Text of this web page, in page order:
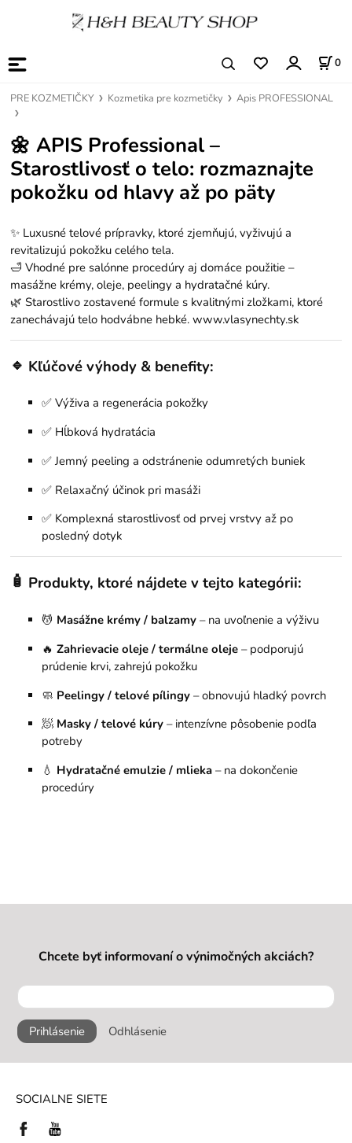
0
PRE KOZMETIČKY Kozmetika pre kozmetičky Apis PROFESSIONAL
🌼APIS Professional –
Starostlivosť o telo: rozmaznajte
pokožku od hlavy až po päty
✨ Luxusné telové prípravky, ktoré zjemňujú, vyživujú a
revitalizujú pokožku celého tela.
🛁 Vhodné pre salónne procedúry aj domáce použitie –
masážne krémy, oleje, peelingy a hydratačné kúry.
🌿 Starostlivo zostavené formule s kvalitnými zložkami, ktoré
zanechávajú telo hodvábne hebké. www.vlasynechty.sk
🔹 Kľúčové výhody & benefity:
✅ Výživa a regenerácia pokožky
✅ Hĺbková hydratácia
✅ Jemný peeling a odstránenie odumretých buniek
✅ Relaxačný účinok pri masáži
✅ Komplexná starostlivosť od prvej vrstvy až po
posledný dotyk
🧴 Produkty, ktoré nájdete v tejto kategórii:
💆 Masážne krémy / balzamy – na uvoľnenie a výživu
🔥Zahrievacie oleje / termálne oleje – podporujú
prúdenie krvi, zahrejú pokožku
🧼 Peelingy / telové pílingy – obnovujú hladký povrch
🧖 Masky / telové kúry – intenzívne pôsobenie podľa
potreby
💧 Hydratačné emulzie / mlieka – na dokončenie
procedúry
Chcete byť informovaní o výnimočných akciách?
Prihlásenie Odhlásenie
SOCIALNE SIETE